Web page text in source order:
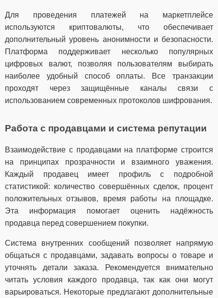
Для проведения платежей на маркетплейсе
используются криптовалюты, что обеспечивает
дополнительный уровень анонимности и безопасности.
Платформа поддерживает несколько популярных
цифровых валют, позволяя пользователям выбирать
наиболее удобный способ оплаты. Все транзакции
проходят через защищённые каналы связи с
использованием современных протоколов шифрования.
Работа с продавцами и система репутации
Взаимодействие с продавцами на платформе строится
на принципах прозрачности и взаимного уважения.
Каждый продавец имеет профиль с подробной
статистикой: количество совершённых сделок, процент
положительных отзывов, время работы на площадке.
Эта информация помогает оценить надёжность
продавца перед совершением покупки.
Система внутренних сообщений позволяет напрямую
общаться с продавцами, задавать вопросы о товаре и
уточнять детали заказа. Рекомендуется внимательно
читать условия каждого продавца, так как они могут
варьироваться. Некоторые предлагают дополнительные